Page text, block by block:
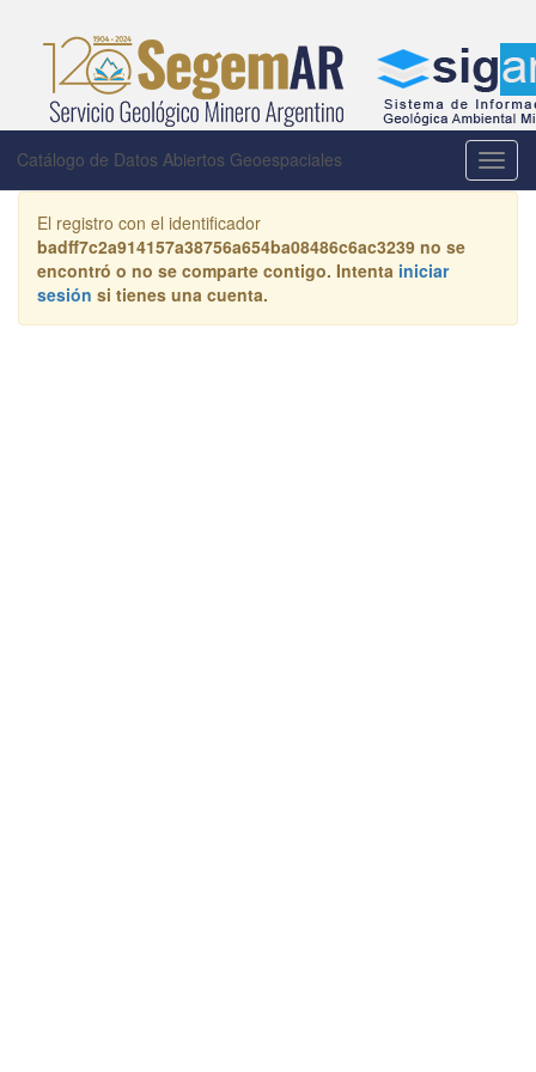
Catálogo de Datos Abiertos Geoespaciales
la
El registro con el identificador
badff7c2a914157a38756a654ba08486c6ac3239 no se
encontró o no se comparte contigo. Intenta iniciar
sesión si tienes una cuenta.